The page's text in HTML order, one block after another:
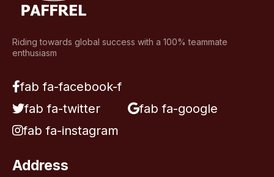
Riding towards global success with a 100% teammate
enthusiasm
fab fa-facebook-f
fab fa-twitter
fab fa-google
fab fa-instagram
Address